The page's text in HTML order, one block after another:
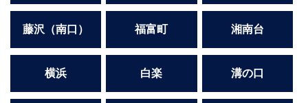
藤沢（南口） 福富町 湘南台
横浜 白楽 溝の口
東金
浦安
栃木県
宇都宮
小山